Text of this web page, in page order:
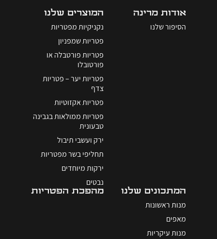
אודות מרינה
הסיפור שלנו
המוצרים שלנו
נקניקיות מפטריות
פטריות שמפניון
פטריות פורטבלה או
פורטובלו
פטריות יער – פטריות
צדף
פטריות אקזוטיות
פטריות ממולאות בגבינה
טבעונית
ירק ועשבי תיבול
תחליפי בשר מפטריות
ירקות מיוחדים
נבטים
המתכונים שלנו
מנות ראשונות
מאפים
מנות עיקריות
מהפכת הפטריות